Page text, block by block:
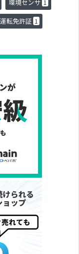
環境センサ 1
運転免許証 1